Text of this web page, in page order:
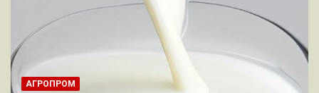
АГРОПРОМ